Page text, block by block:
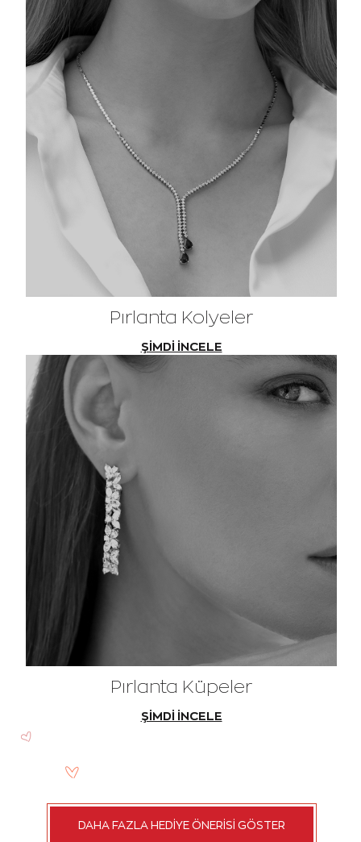
Pırlanta Kolyeler
ŞİMDİ İNCELE
Pırlanta Küpeler
ŞİMDİ İNCELE
DAHA FAZLA HEDİYE ÖNERİSİ GÖSTER